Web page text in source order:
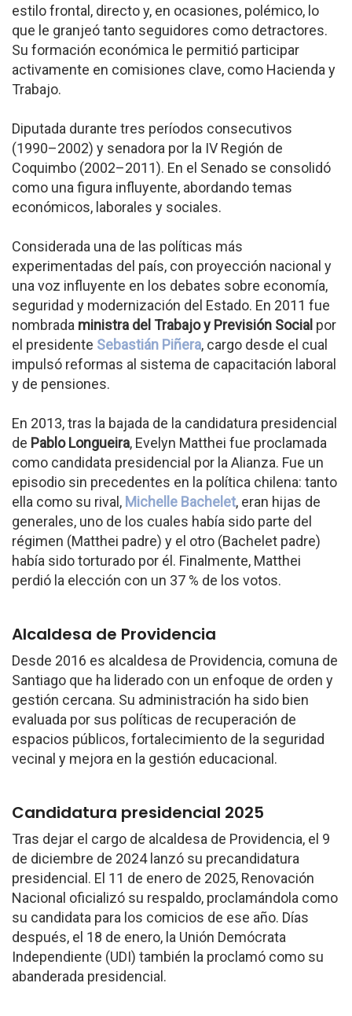
estilo frontal, directo y, en ocasiones, polémico, lo
que le granjeó tanto seguidores como detractores.
Su formación económica le permitió participar
activamente en comisiones clave, como Hacienda y
Trabajo.
Diputada durante tres períodos consecutivos
(1990–2002) y senadora por la IV Región de
Coquimbo (2002–2011). En el Senado se consolidó
como una figura influyente, abordando temas
económicos, laborales y sociales.
Considerada una de las políticas más
experimentadas del país, con proyección nacional y
una voz influyente en los debates sobre economía,
seguridad y modernización del Estado. En 2011 fue
nombrada ministra del Trabajo y Previsión Social por
el presidente Sebastián Piñera, cargo desde el cual
impulsó reformas al sistema de capacitación laboral
y de pensiones.
En 2013, tras la bajada de la candidatura presidencial
de Pablo Longueira, Evelyn Matthei fue proclamada
como candidata presidencial por la Alianza. Fue un
episodio sin precedentes en la política chilena: tanto
ella como su rival, Michelle Bachelet, eran hijas de
generales, uno de los cuales había sido parte del
régimen (Matthei padre) y el otro (Bachelet padre)
había sido torturado por él. Finalmente, Matthei
perdió la elección con un 37 % de los votos.
Alcaldesa de Providencia
Desde 2016 es alcaldesa de Providencia, comuna de
Santiago que ha liderado con un enfoque de orden y
gestión cercana. Su administración ha sido bien
evaluada por sus políticas de recuperación de
espacios públicos, fortalecimiento de la seguridad
vecinal y mejora en la gestión educacional.
Candidatura presidencial 2025
Tras dejar el cargo de alcaldesa de Providencia, el 9
de diciembre de 2024 lanzó su precandidatura
presidencial. El 11 de enero de 2025, Renovación
Nacional oficializó su respaldo, proclamándola como
su candidata para los comicios de ese año. Días
después, el 18 de enero, la Unión Demócrata
Independiente (UDI) también la proclamó como su
abanderada presidencial.